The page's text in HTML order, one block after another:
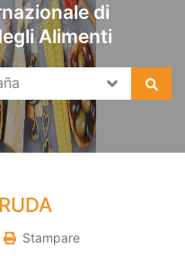
di
Alimenti
Stampare